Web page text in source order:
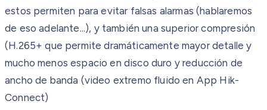
estos permiten para evitar falsas alarmas (hablaremos
de eso adelante...), y también una superior compresión
(H.265+ que permite dramáticamente mayor detalle y
mucho menos espacio en disco duro y reducción de
ancho de banda (video extremo fluido en App Hik-
Connect)